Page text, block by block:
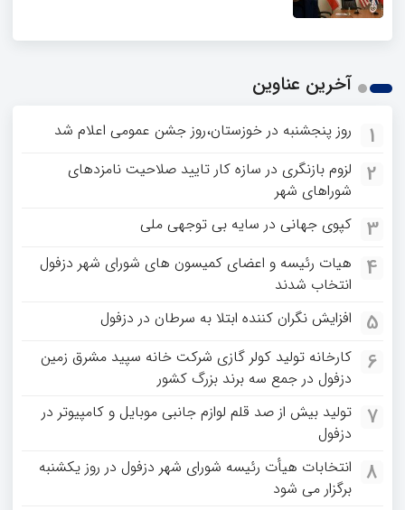
آخرین عناوین
1 روز پنجشنبه در خوزستان،روز جشن عمومی اعلام شد
2
لزوم بازنگری در سازه کار تایید صلاحیت نامزدهای
شوراهای شهر
3 کپوی جهانی در سایه بی توجهی ملی
4
هیات رئیسه و اعضای کمیسون های شورای شهر دزفول
انتخاب شدند
5 افزایش نگران کننده ابتلا به سرطان در دزفول
6
کارخانه تولید کولر گازی شرکت خانه سپید مشرق زمین
دزفول در جمع سه برند بزرگ کشور
7
تولید بیش از صد قلم لوازم جانبی موبایل و کامپیوتر در
دزفول
8
انتخابات هیأت رئیسه شورای شهر دزفول در روز یکشنبه
برگزار می شود